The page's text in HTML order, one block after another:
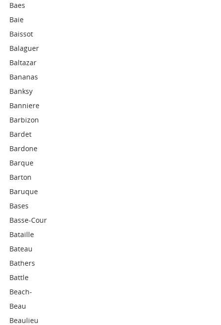
Baes
Baie
Baissot
Balaguer
Baltazar
Bananas
Banksy
Banniere
Barbizon
Bardet
Bardone
Barque
Barton
Baruque
Bases
Basse-Cour
Bataille
Bateau
Bathers
Battle
Beach-
Beau
Beaulieu